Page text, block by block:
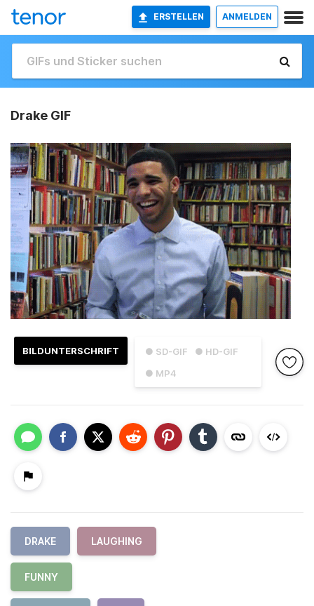
ERSTELLEN ANMELDEN
Drake GIF
● SD-GIF
● HD-GIF
● MP4
BILDUNTERSCHRIFT
DRAKE LAUGHING
FUNNY